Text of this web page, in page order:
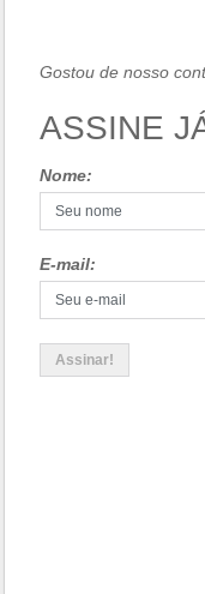
Gostou de nosso
ASSINE
Nome:
E-mail: